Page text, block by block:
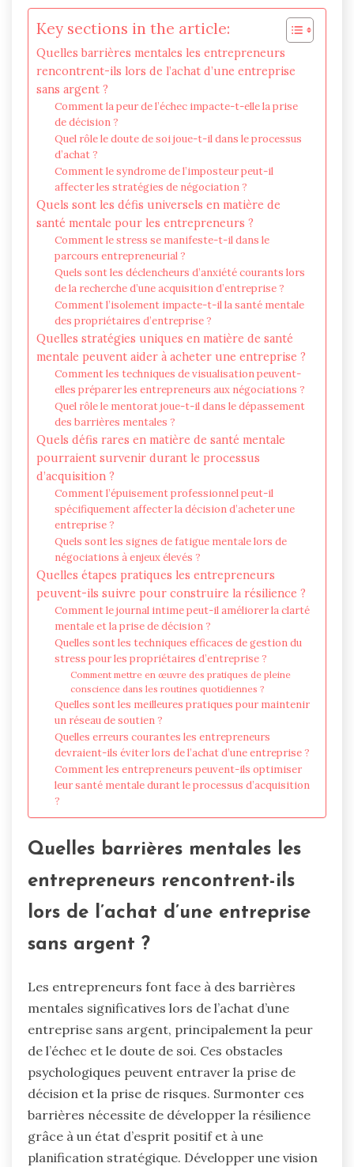
Key sections in the article:
Quelles barrières mentales les entrepreneurs
rencontrent-ils lors de l’achat d’une entreprise
sans argent ?
Comment la peur de l’échec impacte-t-elle la prise
de décision ?
Quel rôle le doute de soi joue-t-il dans le processus
d’achat ?
Comment le syndrome de l’imposteur peut-il
affecter les stratégies de négociation ?
Quels sont les défis universels en matière de
santé mentale pour les entrepreneurs ?
Comment le stress se manifeste-t-il dans le
parcours entrepreneurial ?
Quels sont les déclencheurs d’anxiété courants lors
de la recherche d’une acquisition d’entreprise ?
Comment l’isolement impacte-t-il la santé mentale
des propriétaires d’entreprise ?
Quelles stratégies uniques en matière de santé
mentale peuvent aider à acheter une entreprise ?
Comment les techniques de visualisation peuvent-
elles préparer les entrepreneurs aux négociations ?
Quel rôle le mentorat joue-t-il dans le dépassement
des barrières mentales ?
Quels défis rares en matière de santé mentale
pourraient survenir durant le processus
d’acquisition ?
Comment l’épuisement professionnel peut-il
spécifiquement affecter la décision d’acheter une
entreprise ?
Quels sont les signes de fatigue mentale lors de
négociations à enjeux élevés ?
Quelles étapes pratiques les entrepreneurs
peuvent-ils suivre pour construire la résilience ?
Comment le journal intime peut-il améliorer la clarté
mentale et la prise de décision ?
Quelles sont les techniques efficaces de gestion du
stress pour les propriétaires d’entreprise ?
Comment mettre en œuvre des pratiques de pleine
conscience dans les routines quotidiennes ?
Quelles sont les meilleures pratiques pour maintenir
un réseau de soutien ?
Quelles erreurs courantes les entrepreneurs
devraient-ils éviter lors de l’achat d’une entreprise ?
Comment les entrepreneurs peuvent-ils optimiser
leur santé mentale durant le processus d’acquisition
?
Quelles barrières mentales les
entrepreneurs rencontrent-ils
lors de l’achat d’une entreprise
sans argent ?
Les entrepreneurs font face à des barrières
mentales significatives lors de l’achat d’une
entreprise sans argent, principalement la peur
de l’échec et le doute de soi. Ces obstacles
psychologiques peuvent entraver la prise de
décision et la prise de risques. Surmonter ces
barrières nécessite de développer la résilience
grâce à un état d’esprit positif et à une
planification stratégique. Développer une vision